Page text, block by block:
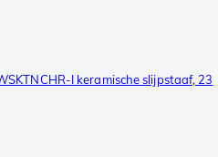
I keramische slijpstaaf, 23